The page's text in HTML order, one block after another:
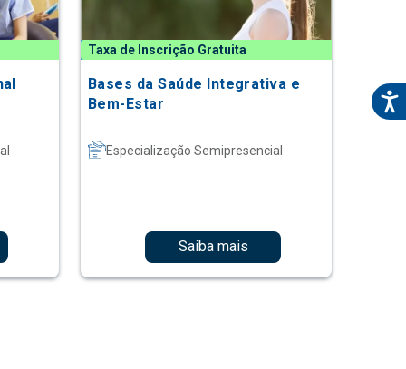
Taxa de Inscrição Gratuita
Bases da Saúde Integrativa e
Bem-Estar
Especialização Semipresencial
Saiba mais